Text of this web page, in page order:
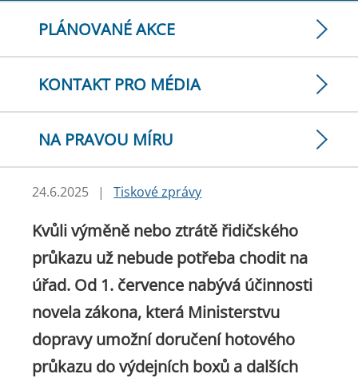
PLÁNOVANÉ AKCE
KONTAKT PRO MÉDIA
NA PRAVOU MÍRU
24.6.2025 | Tiskové zprávy
Kvůli výměně nebo ztrátě řidičského
průkazu už nebude potřeba chodit na
úřad. Od 1. července nabývá účinnosti
novela zákona, která Ministerstvu
dopravy umožní doručení hotového
průkazu do výdejních boxů a dalších